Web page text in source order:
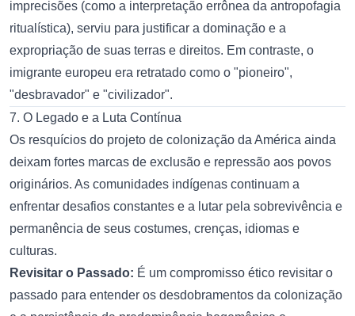
imprecisões (como a interpretação errônea da antropofagia
ritualística), serviu para justificar a dominação e a
expropriação de suas terras e direitos. Em contraste, o
imigrante europeu era retratado como o "pioneiro",
"desbravador" e "civilizador".
7. O Legado e a Luta Contínua
Os resquícios do projeto de colonização da América ainda
deixam fortes marcas de exclusão e repressão aos povos
originários. As comunidades indígenas continuam a
enfrentar desafios constantes e a lutar pela sobrevivência e
permanência de seus costumes, crenças, idiomas e
culturas.
Revisitar o Passado: É um compromisso ético revisitar o
passado para entender os desdobramentos da colonização